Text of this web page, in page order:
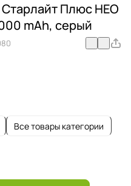
Плюс НЕО
mAh, серый
Все товары категории